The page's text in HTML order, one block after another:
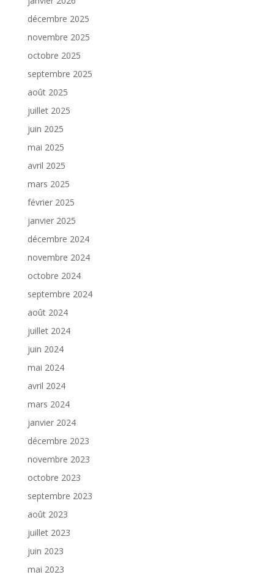
décembre 2025
novembre 2025
octobre 2025
septembre 2025
août 2025
juillet 2025
juin 2025
mai 2025
avril 2025
mars 2025
février 2025
janvier 2025
décembre 2024
novembre 2024
octobre 2024
septembre 2024
août 2024
juillet 2024
juin 2024
mai 2024
avril 2024
mars 2024
janvier 2024
décembre 2023
novembre 2023
octobre 2023
septembre 2023
août 2023
juillet 2023
juin 2023
mai 2023